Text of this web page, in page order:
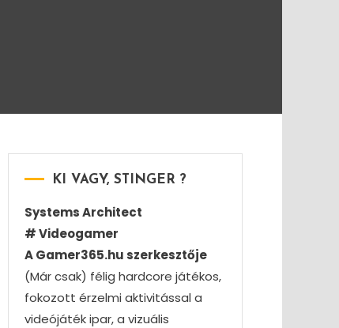
KI VAGY, STINGER ?
Systems Architect
# Videogamer
A Gamer365.hu szerkesztője
(Már csak) félig hardcore játékos,
fokozott érzelmi aktivitással a
videójáték ipar, a vizuális